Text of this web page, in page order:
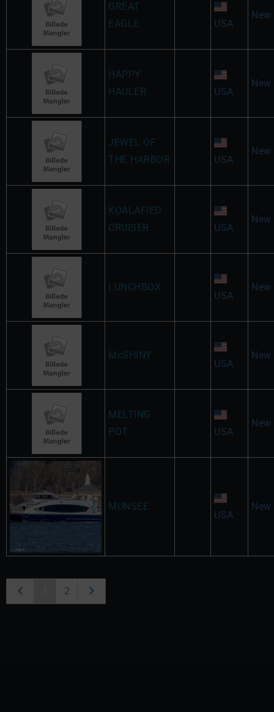
GREAT
EAGLE
USA
New
HAPPY
HAULER
USA
New
JEWEL OF
THE HARBOR
USA
New
KOALAFIED
CRUISER
USA
New
LUNCHBOX
USA
New
McSHINY
USA
New
MELTING
POT
USA
New
MUNSEE
USA
New
2